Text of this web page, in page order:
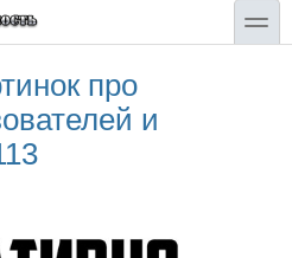
toggle
про
и